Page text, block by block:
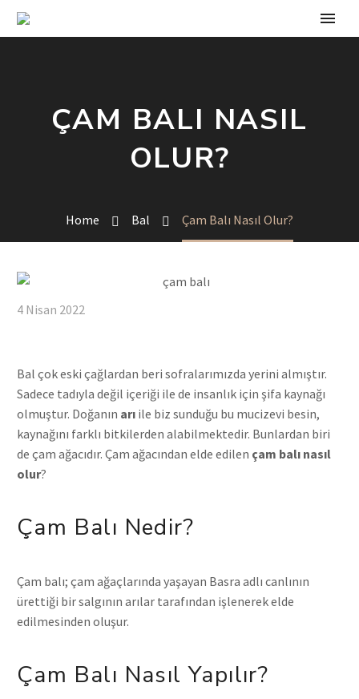
ÇAM BALI NASIL
OLUR?
Home Bal Çam Balı Nasıl Olur?
4 Nisan 2022
Bal çok eski çağlardan beri sofralarımızda yerini almıştır.
Sadece tadıyla değil içeriği ile de insanlık için şifa kaynağı
olmuştur. Doğanın arı ile biz sunduğu bu mucizevi besin,
kaynağını farklı bitkilerden alabilmektedir. Bunlardan biri
de çam ağacıdır. Çam ağacından elde edilen çam balı nasıl
olur?
Çam Balı Nedir?
Çam balı; çam ağaçlarında yaşayan Basra adlı canlının
ürettiği bir salgının arılar tarafından işlenerek elde
edilmesinden oluşur.
Çam Balı Nasıl Yapılır?